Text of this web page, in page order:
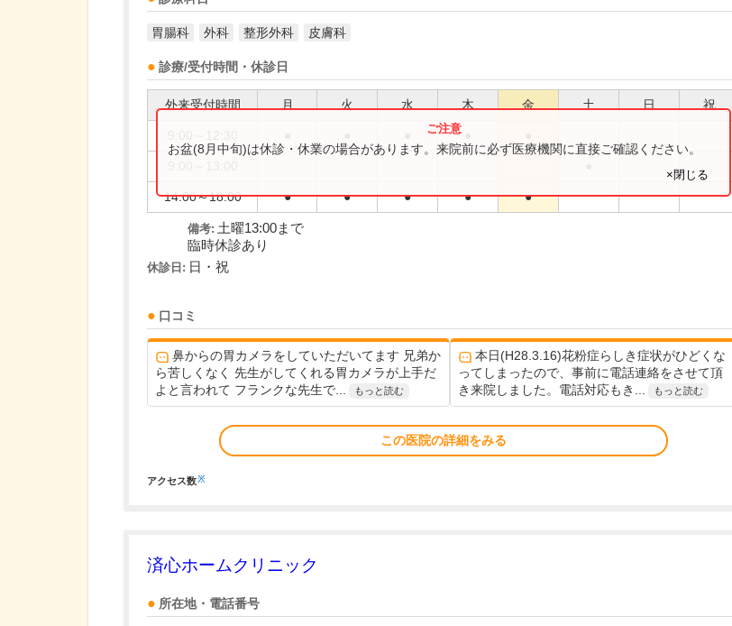
胃腸科 外科 整形外科 皮膚科
診療/受付時間・休診日
外来受付時間 月 火 水 木 金 土 日 祝
14:00～18:00 ● ● ● ● ●
お盆(8月中旬)は休診・休業の場合があります。来院前に必ず医療機関に直接ご確認ください。
×閉じる
備考: 土曜13:00まで
臨時休診あり
休診日: 日・祝
口コミ
鼻からの胃カメラをしていただいてます 兄弟か
ら苦しくなく 先生がしてくれる胃カメラが上手だ
よと言われて フランクな先生で...
もっと読む
本日(H28.3.16)花粉症らしき症状がひどくな
ってしまったので、事前に電話連絡をさせて頂
き来院しました。電話対応もき...
もっと読む
この医院の詳細をみる
アクセス数※
済心ホームクリニック
所在地・電話番号